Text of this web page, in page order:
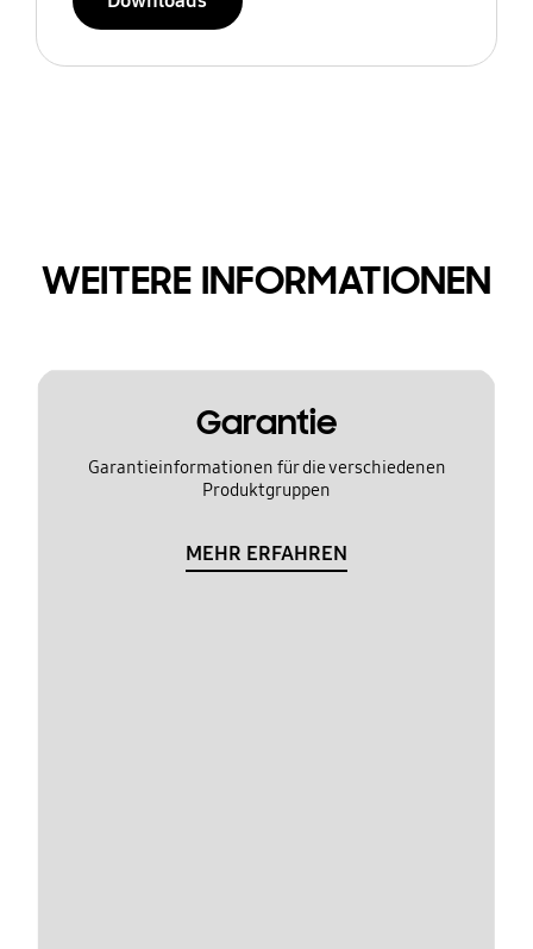
WEITERE INFORMATIONEN
Garantie
Garantieinformationen für die verschiedenen
Produktgruppen
MEHR ERFAHREN